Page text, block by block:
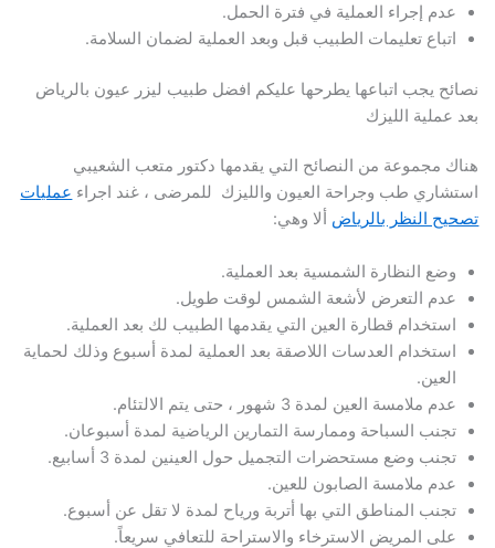
عدم إجراء العملية في فترة الحمل.
اتباع تعليمات الطبيب قبل وبعد العملية لضمان السلامة.
نصائح يجب اتباعها يطرحها عليكم افضل طبيب ليزر عيون بالرياض
بعد عملية الليزك
هناك مجموعة من النصائح التي يقدمها دكتور متعب الشعيبي
استشاري طب وجراحة العيون والليزك للمرضى ، غند اجراء عمليات
تصحيح النظر بالرياض ألا وهي:
وضع النظارة الشمسية بعد العملية.
عدم التعرض لأشعة الشمس لوقت طويل.
استخدام قطارة العين التي يقدمها الطبيب لك بعد العملية.
استخدام العدسات اللاصقة بعد العملية لمدة أسبوع وذلك لحماية
العين.
عدم ملامسة العين لمدة 3 شهور ، حتى يتم الالتئام.
تجنب السباحة وممارسة التمارين الرياضية لمدة أسبوعان.
تجنب وضع مستحضرات التجميل حول العينين لمدة 3 أسابيع.
عدم ملامسة الصابون للعين.
تجنب المناطق التي بها أتربة ورياح لمدة لا تقل عن أسبوع.
على المريض الاسترخاء والاستراحة للتعافي سريعاً.